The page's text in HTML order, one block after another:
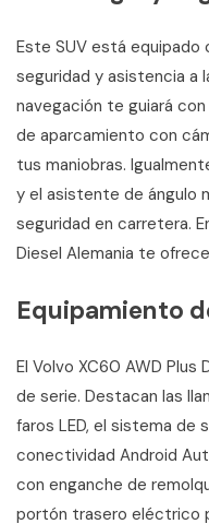
Este SUV está equipado
seguridad y asistencia a
navegación te guiará
de aparcamiento con
tus maniobras.
y el asistente de ángulo
seguridad en carretera.
Diesel Alemania te
Equipamiento
El Volvo XC60 AWD
de serie. Destacan las
faros LED, el sistema de
conectividad Android
con enganche de
portón trasero eléctrico